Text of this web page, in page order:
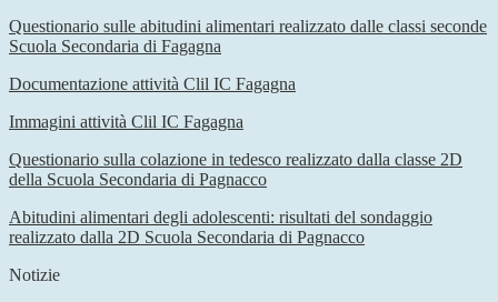
Questionario sulle abitudini alimentari realizzato dalle classi seconde
Scuola Secondaria di Fagagna
Documentazione attività Clil IC Fagagna
Immagini attività Clil IC Fagagna
Questionario sulla colazione in tedesco realizzato dalla classe 2D
della Scuola Secondaria di Pagnacco
Abitudini alimentari degli adolescenti: risultati del sondaggio
realizzato dalla 2D Scuola Secondaria di Pagnacco
Notizie